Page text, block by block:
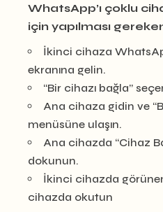
WhatsApp’ı çoklu
için yapılması
İkinci cihaza
ekranına gelin.
“Bir cihazı bağla”
Ana cihaza gidin ve
menüsüne ulaşın.
Ana cihazda “Cihaz
dokunun.
İkinci cihazda
cihazda okutun